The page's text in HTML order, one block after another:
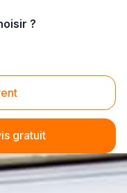
?
gratuit